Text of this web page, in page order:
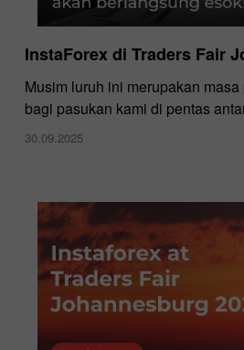
InstaForex di Traders Fair
Musim luruh ini merupakan
bagi pasukan kami di pentas
30.09.2025